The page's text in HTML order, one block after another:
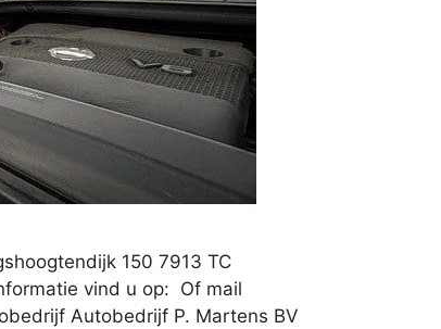
150 7913 TC
vind u op: Of mail
Autobedrijf P. Martens BV